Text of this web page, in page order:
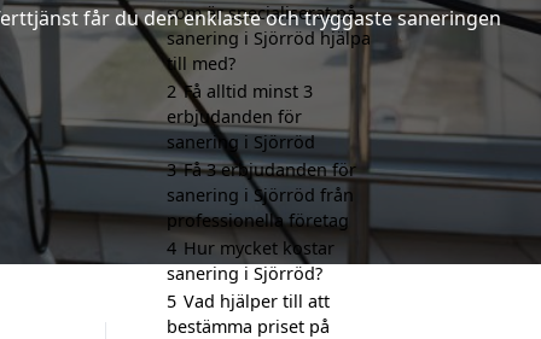
får du den enklaste och tryggaste saneringen
som är specialiserat på
sanering i Sjörröd hjälpa
till med?
2 Få alltid minst 3
erbjudanden för
sanering i Sjörröd
3 Få 3 erbjudanden för
sanering i Sjörröd från
professionella företag
4 Hur mycket kostar
sanering i Sjörröd?
5 Vad hjälper till att
bestämma priset på